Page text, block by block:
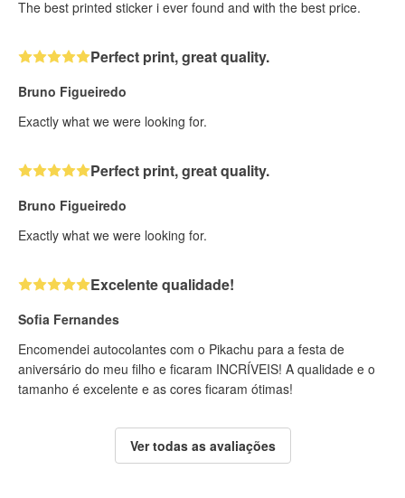
The best printed sticker i ever found and with the best price.
Perfect print, great quality.
Bruno Figueiredo
Exactly what we were looking for.
Perfect print, great quality.
Bruno Figueiredo
Exactly what we were looking for.
Excelente qualidade!
Sofia Fernandes
Encomendei autocolantes com o Pikachu para a festa de
aniversário do meu filho e ficaram INCRÍVEIS! A qualidade e o
tamanho é excelente e as cores ficaram ótimas!
Ver todas as avaliações